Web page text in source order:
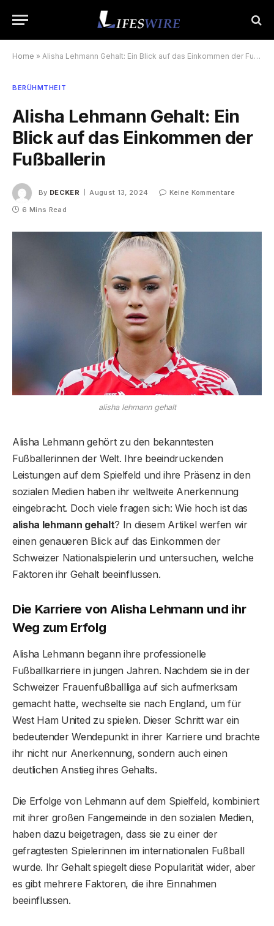
Home » Alisha Lehmann Gehalt: Ein Blick auf das Einkommen der Fußballerin
BERÜHMTHEIT
Alisha Lehmann Gehalt: Ein
Blick auf das Einkommen der
Fußballerin
By DECKER August 13, 2024
Keine Kommentare
6 Mins Read
alisha lehmann gehalt
Alisha Lehmann gehört zu den bekanntesten
Fußballerinnen der Welt. Ihre beeindruckenden
Leistungen auf dem Spielfeld und ihre Präsenz in den
sozialen Medien haben ihr weltweite Anerkennung
eingebracht. Doch viele fragen sich: Wie hoch ist das
alisha lehmann gehalt? In diesem Artikel werfen wir
einen genaueren Blick auf das Einkommen der
Schweizer Nationalspielerin und untersuchen, welche
Faktoren ihr Gehalt beeinflussen.
Die Karriere von Alisha Lehmann und ihr
Weg zum Erfolg
Alisha Lehmann begann ihre professionelle
Fußballkarriere in jungen Jahren. Nachdem sie in der
Schweizer Frauenfußballliga auf sich aufmerksam
gemacht hatte, wechselte sie nach England, um für
West Ham United zu spielen. Dieser Schritt war ein
bedeutender Wendepunkt in ihrer Karriere und brachte
ihr nicht nur Anerkennung, sondern auch einen
deutlichen Anstieg ihres Gehalts.
Die Erfolge von Lehmann auf dem Spielfeld, kombiniert
mit ihrer großen Fangemeinde in den sozialen Medien,
haben dazu beigetragen, dass sie zu einer der
gefragtesten Spielerinnen im internationalen Fußball
wurde. Ihr Gehalt spiegelt diese Popularität wider, aber
es gibt mehrere Faktoren, die ihre Einnahmen
beeinflussen.